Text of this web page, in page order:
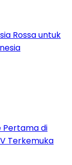
Rossa untuk
Pertama di
Terkemuka